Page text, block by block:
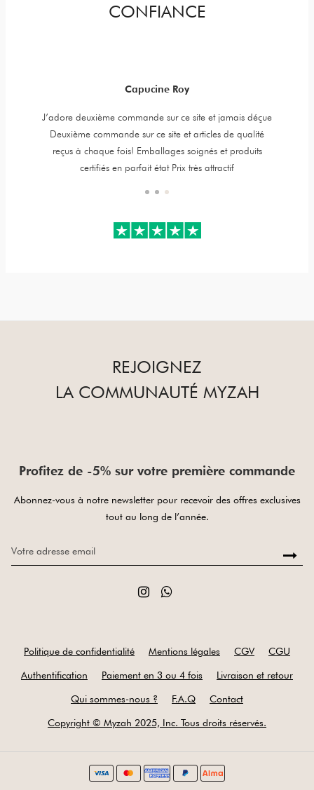
CONFIANCE
Capucine Roy
J’adore deuxième commande sur ce site et jamais déçue
Deuxième commande sur ce site et articles de qualité
reçus à chaque fois! Emballages soignés et produits
certifiés en parfait état Prix très attractif
REJOIGNEZ
LA COMMUNAUTÉ MYZAH
Profitez de -5% sur votre première commande
Abonnez-vous à notre newsletter pour recevoir des offres exclusives
tout au long de l’année.
Politique de confidentialité Mentions légales CGV CGU
Authentification Paiement en 3 ou 4 fois Livraison et retour
Qui sommes-nous ? F.A.Q Contact
Copyright © Myzah 2025, Inc. Tous droits réservés.